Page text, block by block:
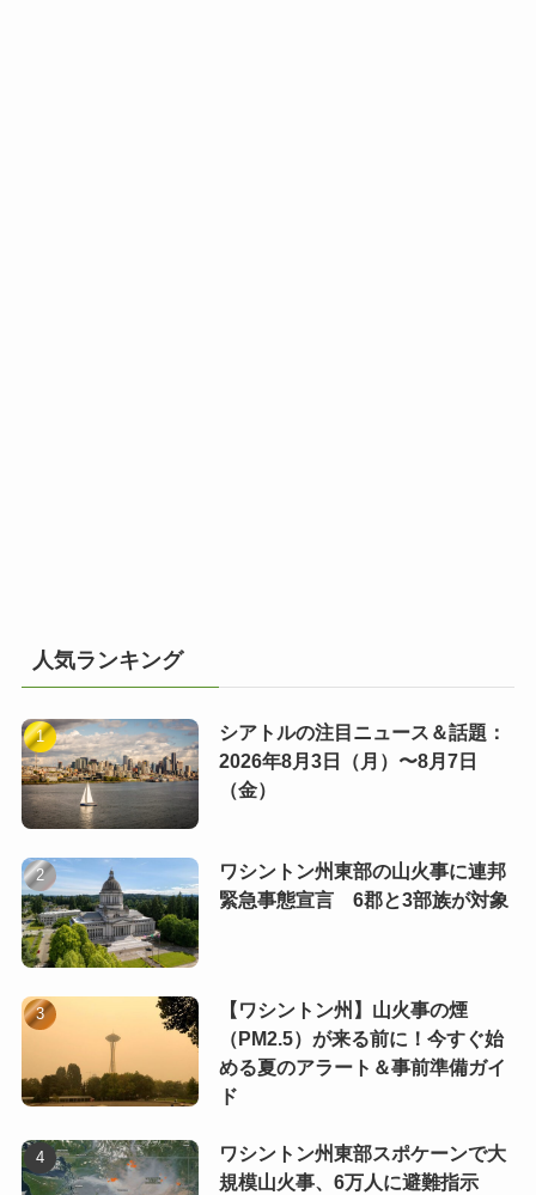
人気ランキング
シアトルの注目ニュース＆話題：
2026年8月3日（月）〜8月7日
（金）
ワシントン州東部の山火事に連邦
緊急事態宣言 6郡と3部族が対象
【ワシントン州】山火事の煙
（PM2.5）が来る前に！今すぐ始
める夏のアラート＆事前準備ガイ
ド
ワシントン州東部スポケーンで大
規模山火事、6万人に避難指示